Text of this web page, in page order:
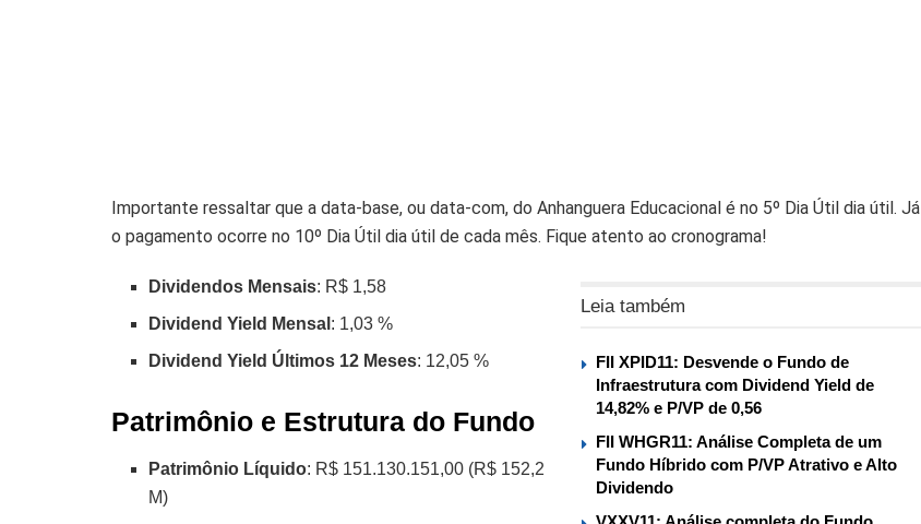
Importante ressaltar que a data-base, ou data-com, do Anhanguera Educacional é no 5º Dia Útil dia útil. Já
o pagamento ocorre no 10º Dia Útil dia útil de cada mês. Fique atento ao cronograma!
Leia também
FII XPID11: Desvende o Fundo de
Infraestrutura com Dividend Yield de
14,82% e P/VP de 0,56
FII WHGR11: Análise Completa de um
Fundo Híbrido com P/VP Atrativo e Alto
Dividendo
Dividendos Mensais: R$ 1,58
Dividend Yield Mensal : 1,03 %
Dividend Yield Últimos 12 Meses: 12,05 %
Patrimônio e Estrutura do Fundo
Patrimônio Líquido: R$ 151.130.151,00 (R$ 152,2
M)